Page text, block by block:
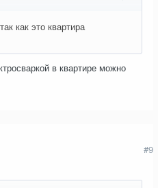
как это квартира
в квартире можно
#9